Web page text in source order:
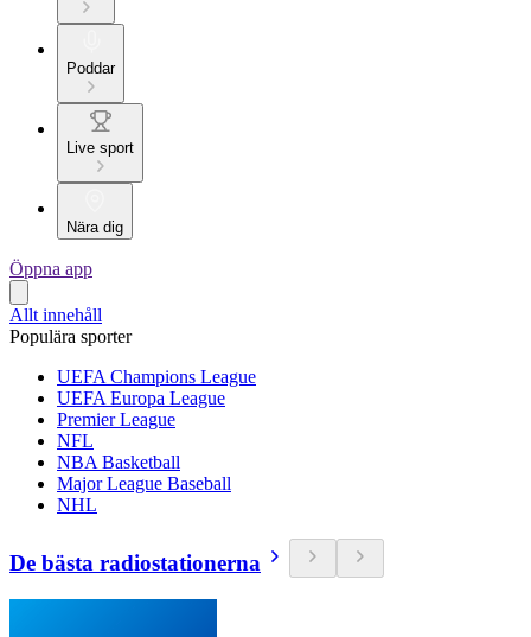
Poddar
Live sport
Nära dig
Öppna app
Allt innehåll
Populära sporter
UEFA Champions League
UEFA Europa League
Premier League
NFL
NBA Basketball
Major League Baseball
NHL
De bästa radiostationerna